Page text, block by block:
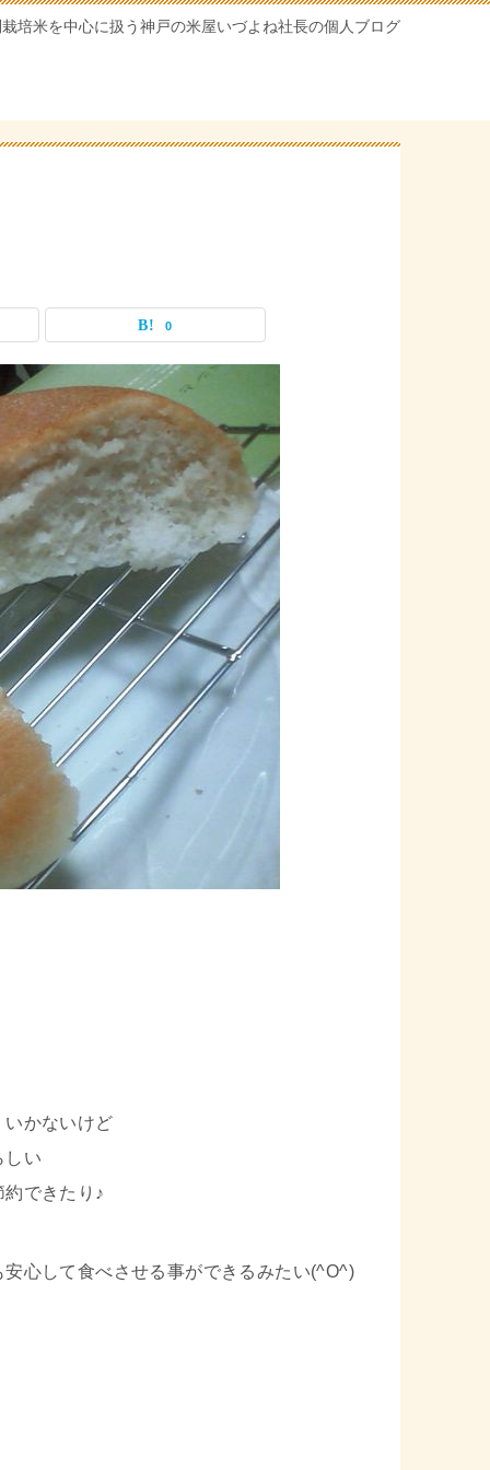
培米を中心に扱う神戸の米屋いづよね社長の個人ブログ
0
かないけど
しい
できたり♪
心して食べさせる事ができるみたい(^O^)